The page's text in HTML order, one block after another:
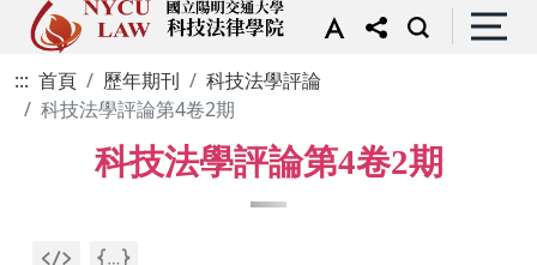
::: 首頁 歷年期刊
科技法學評論
科技法學評論第4卷2期
科技法學評論第4卷2期